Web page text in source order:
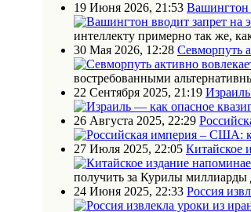
19 Июня 2026, 21:53 Вашингтон
интеллекту примерно так же,
30 Мая 2026, 12:28 Севморпуть
востребованными
22 Сентября 2025, 21:19
26 Августа 2025, 22:29
27 Июля 2025, 22:05 Китайское
получить за Курилы миллиарды
24 Июня 2025, 22:33 Россия